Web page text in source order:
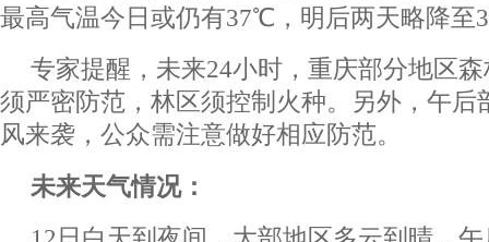
最高气温今日或仍有37℃，明后两天略降至
专家提醒，未来24小时，重庆部分地区
须严密防范，林区须控制火种。另外，午后
风来袭，公众需注意做好相应防范。
未来天气情况：